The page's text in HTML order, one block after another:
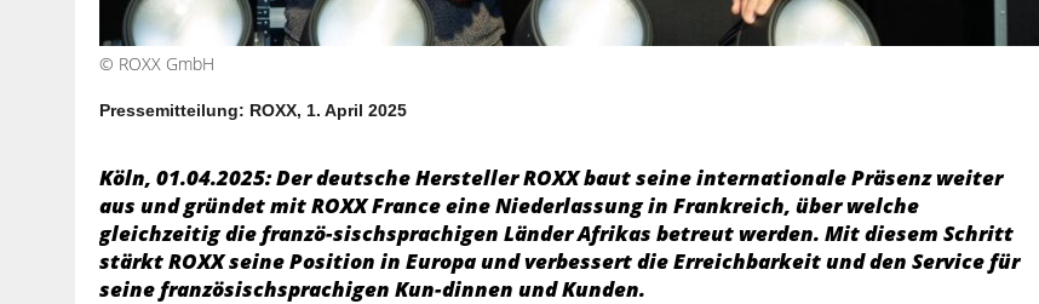
© ROXX GmbH
Pressemitteilung: ROXX, 1. April 2025
Köln, 01.04.2025: Der deutsche Hersteller ROXX baut seine internationale Präsenz weiter
aus und gründet mit ROXX France eine Niederlassung in Frankreich, über welche
gleichzeitig die franzö-sischsprachigen Länder Afrikas betreut werden. Mit diesem Schritt
stärkt ROXX seine Position in Europa und verbessert die Erreichbarkeit und den Service für
seine französischsprachigen Kun-dinnen und Kunden.